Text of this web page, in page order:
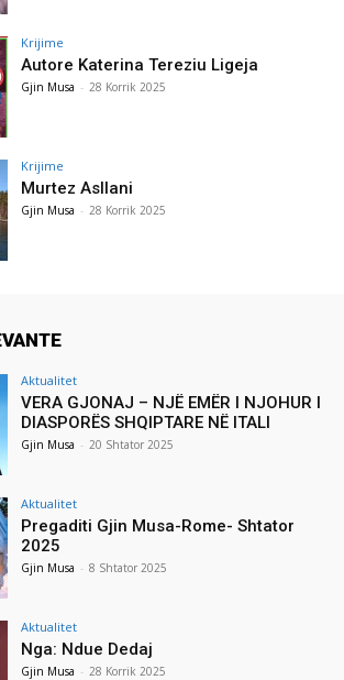
Krijime
Autore Katerina Tereziu Ligeja
Gjin Musa - 28 Korrik 2025
Krijime
Murtez Asllani
Gjin Musa - 28 Korrik 2025
Aktualitet
VERA GJONAJ – NJË EMËR I NJOHUR I
DIASPORËS SHQIPTARE NË ITALI
Gjin Musa - 20 Shtator 2025
Aktualitet
Pregaditi Gjin Musa-Rome- Shtator
2025
Gjin Musa - 8 Shtator 2025
Aktualitet
Nga: Ndue Dedaj
Gjin Musa - 28 Korrik 2025